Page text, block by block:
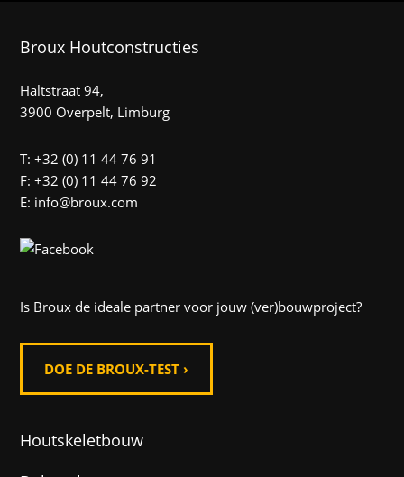
Broux Houtconstructies
Haltstraat 94,
3900 Overpelt, Limburg
T: +32 (0) 11 44 76 91
F: +32 (0) 11 44 76 92
E: info@broux.com
Is Broux de ideale partner voor jouw (ver)bouwproject?
DOE DE BROUX-TEST ›
Houtskeletbouw